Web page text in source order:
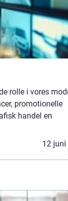
rolle i vores
promotionelle
handel en
12 juni